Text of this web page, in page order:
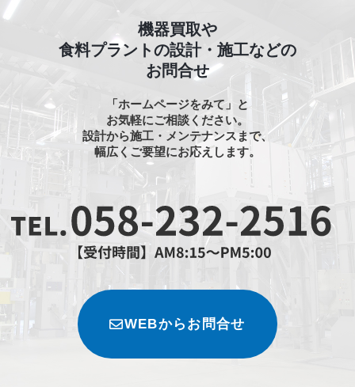
機器買取や
食料プラントの設計・施工などの
お問合せ
「ホームページをみて」と
お気軽にご相談ください。
設計から施工・メンテナンスまで、
幅広くご要望にお応えします。
WEBからお問合せ